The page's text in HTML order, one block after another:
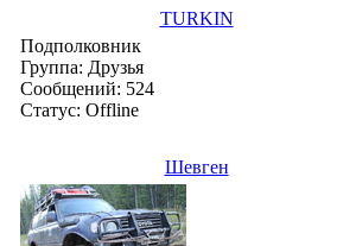
TURKIN
Подполковник
Группа: Друзья
Сообщений: 524
Статус: Offline
Шевген